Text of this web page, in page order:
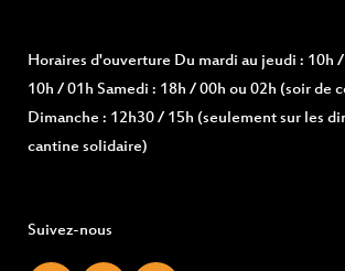
Horaires d'ouverture Du mardi au jeudi : 10h
10h / 01h Samedi : 18h / 00h ou 02h (soir de
Dimanche : 12h30 / 15h (seulement sur les
cantine solidaire)
Suivez-nous